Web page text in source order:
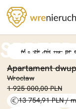
Mieszkanie na
Apartament
Wrocław
1 925 000,00 PLN
13 754,91 PLN /